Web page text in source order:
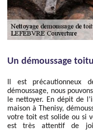
Un démoussage
Il est précautionneux
démoussage, nous
le nettoyer. En dépit de
maison à Thenisy,
votre toit est solide ou si
est très attentif de